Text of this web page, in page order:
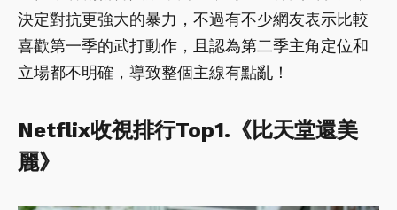
決定對抗更強大的暴力，不過有不少網友表示比較
喜歡第一季的武打動作，且認為第二季主角定位和
立場都不明確，導致整個主線有點亂！
Netflix收視排行Top1.《比天堂還美
麗》